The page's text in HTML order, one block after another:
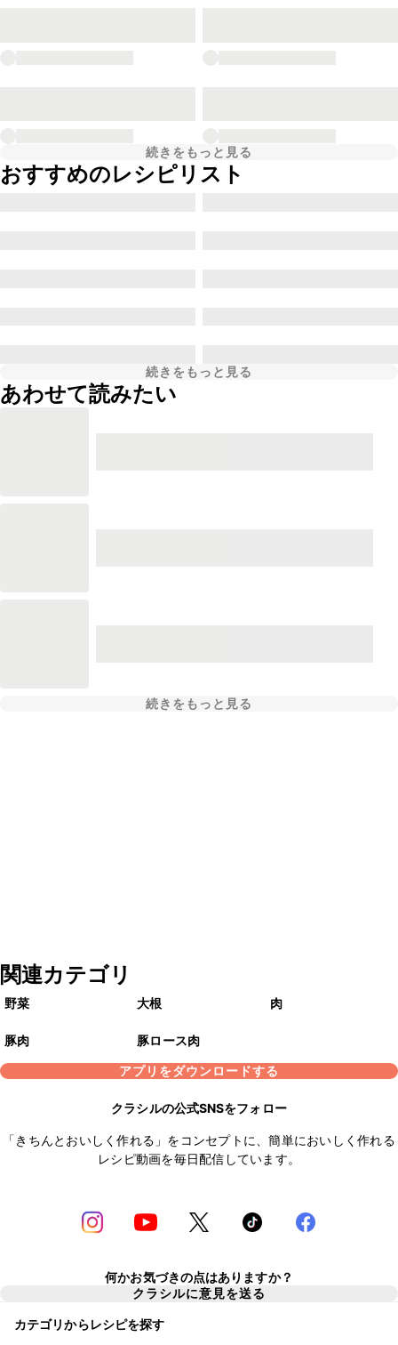
続きをもっと見る
おすすめのレシピリスト
続きをもっと見る
あわせて読みたい
続きをもっと見る
関連カテゴリ
野菜 大根 肉
豚肉
豚ロース肉
アプリをダウンロードする
クラシルの公式SNSをフォロー
「きちんとおいしく作れる」をコンセプトに、簡単においしく作れる
レシピ動画を毎日配信しています。
何かお気づきの点はありますか？
クラシルに意見を送る
カテゴリからレシピを探す